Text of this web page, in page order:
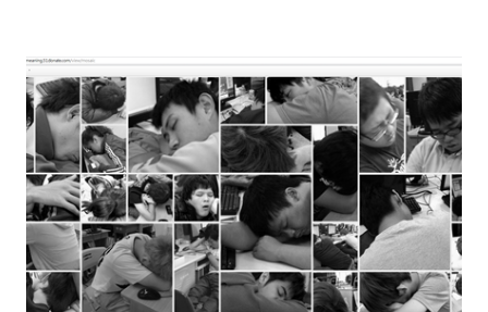
的延宕更是麻煩。這些還不包含